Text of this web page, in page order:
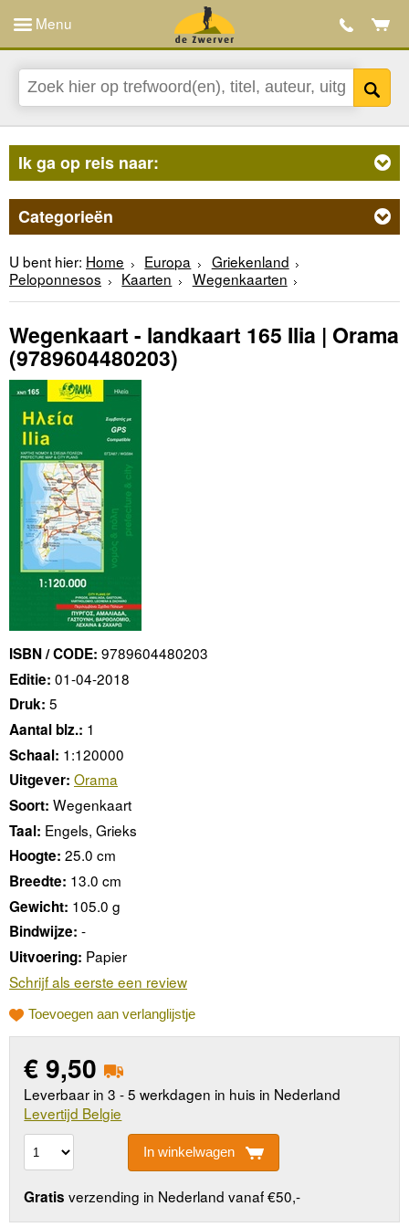
Menu
Ik ga op reis naar:
Categorieën
U bent hier: Home Europa
Griekenland
Peloponnesos
Kaarten Wegenkaarten
Wegenkaart - landkaart 165 Ilia | Orama
(9789604480203)
ISBN / CODE: 9789604480203
Editie: 01-04-2018
Druk: 5
Aantal blz.: 1
Schaal: 1:120000
Uitgever: Orama
Soort: Wegenkaart
Taal: Engels, Grieks
Hoogte: 25.0 cm
Breedte: 13.0 cm
Gewicht: 105.0 g
Bindwijze: -
Uitvoering: Papier
Schrijf als eerste een review
Toevoegen aan verlanglijstje
€9,50
Leverbaar in 3 - 5 werkdagen in huis in Nederland
Levertijd Belgie
In winkelwagen
Gratis verzending in Nederland vanaf €50,-